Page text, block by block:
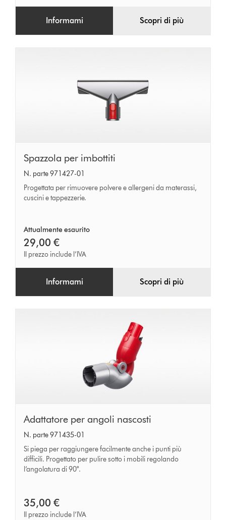
Informami Scopri di più
Spazzola
per
imbottiti
Spazzola per imbottiti
N. parte 971427-01
Progettata per rimuovere polvere e allergeni da materassi,
cuscini e tappezzerie.
Attualmente esaurito
29,00 €
Il prezzo include l’IVA
Informami Scopri di più
Adattatore
per
angoli
nascosti
Adattatore per angoli nascosti
N. parte 971435-01
Si piega per raggiungere facilmente anche i punti più
difficili. Progettato per pulire sotto i mobili regolando
l’angolatura di 90°.
35,00 €
Il prezzo include l’IVA